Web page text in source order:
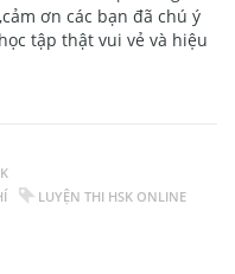
ơn các bạn đã chú ý
tập thật vui vẻ và hiệu
LUYỆN THI HSK ONLINE